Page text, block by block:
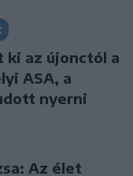
az újonctól a
ASA, a
nyerni
Az élet